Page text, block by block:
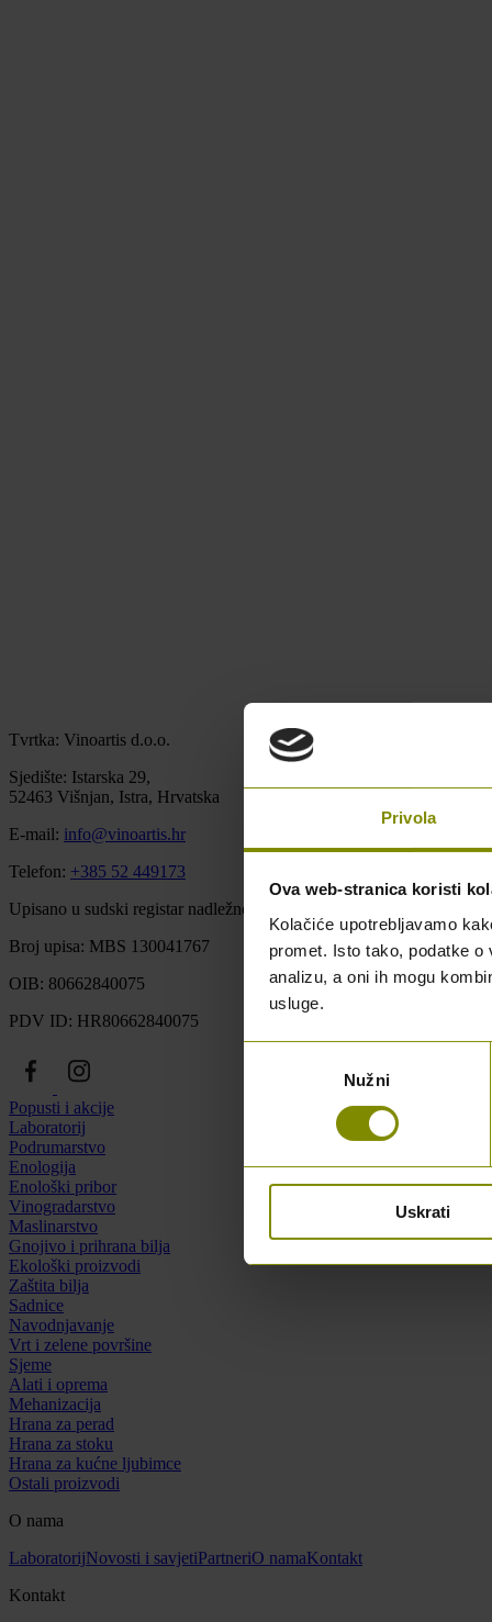
Privola
Ova web-stranica koristi
Kolačiće upotrebljavamo
promet. Isto tako, podatke
analizu, a oni ih mogu
usluge.
Nužni
Uskrati
Tvrtka: Vinoartis d.o.o.
Sjedište: Istarska 29,
52463 Višnjan, Istra, Hrvatska
E-mail: info@vinoartis.hr
Telefon: +385 52 449173
Upisano u sudski registar nadležnog trgovačkog suda u Pazinu u
Broj upisa: MBS 130041767
OIB: 80662840075
PDV ID: HR80662840075
Popusti i akcije
Laboratorij
Podrumarstvo
Enologija
Enološki pribor
Vinogradarstvo
Maslinarstvo
Gnojivo i prihrana bilja
Ekološki proizvodi
Zaštita bilja
Sadnice
Navodnjavanje
Vrt i zelene površine
Sjeme
Alati i oprema
Mehanizacija
Hrana za perad
Hrana za stoku
Hrana za kućne ljubimce
Ostali proizvodi
O nama
LaboratorijNovosti i savjetiPartneriO namaKontakt
Kontakt